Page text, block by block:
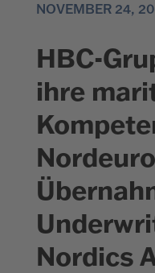
NOVEMBER 24,
HBC-
ihre
Nordics